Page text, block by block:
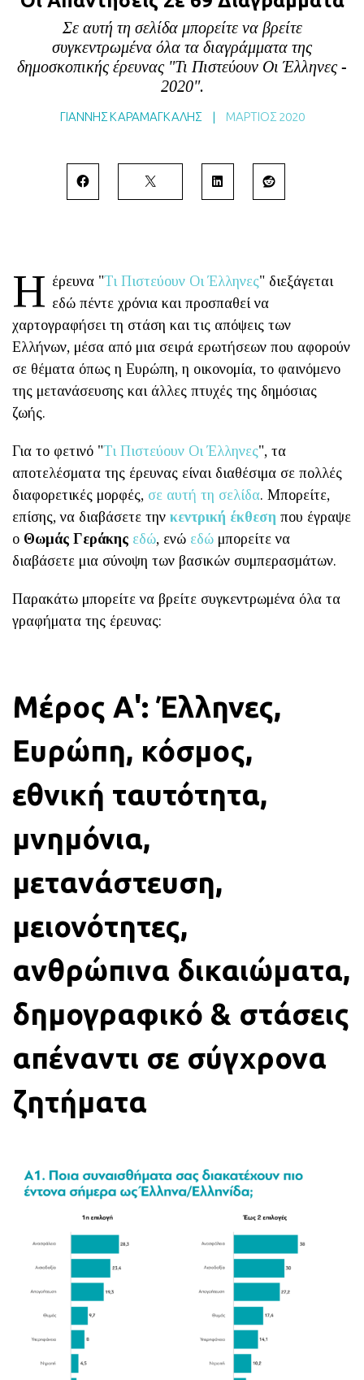
ABOUT
ΕΠΙΚΟΙΝΩΝΙΑ
Σε αυτή τη σελίδα μπορείτε να βρείτε
συγκεντρωμένα όλα τα διαγράμματα της
δημοσκοπικής έρευνας "Τι Πιστεύουν Οι Έλληνες -
2020".
ΓΙΑΝΝΗΣ ΚΑΡΑΜΑΓΚΑΛΗΣ | ΜΆΡΤΙΟΣ 2020
Η έρευνα "Τι Πιστεύουν Οι Έλληνες" διεξάγεται
εδώ πέντε χρόνια και προσπαθεί να
χαρτογραφήσει τη στάση και τις απόψεις των
Ελλήνων, μέσα από μια σειρά ερωτήσεων που αφορούν
σε θέματα όπως η Ευρώπη, η οικονομία, το φαινόμενο
της μετανάσευσης και άλλες πτυχές της δημόσιας
ζωής.
Για το φετινό "Τι Πιστεύουν Οι Έλληνες", τα
αποτελέσματα της έρευνας είναι διαθέσιμα σε πολλές
διαφορετικές μορφές, σε αυτή τη σελίδα. Μπορείτε,
επίσης, να διαβάσετε την κεντρική έκθεση που έγραψε
ο Θωμάς Γεράκης εδώ, ενώ εδώ μπορείτε να
διαβάσετε μια σύνοψη των βασικών συμπερασμάτων.
Παρακάτω μπορείτε να βρείτε συγκεντρωμένα όλα τα
γραφήματα της έρευνας:
Μέρος Α': Έλληνες,
Ευρώπη, κόσμος,
εθνική ταυτότητα,
μνημόνια,
μετανάστευση,
μειονότητες,
ανθρώπινα δικαιώματα,
δημογραφικό & στάσεις
απέναντι σε σύγχρονα
ζητήματα